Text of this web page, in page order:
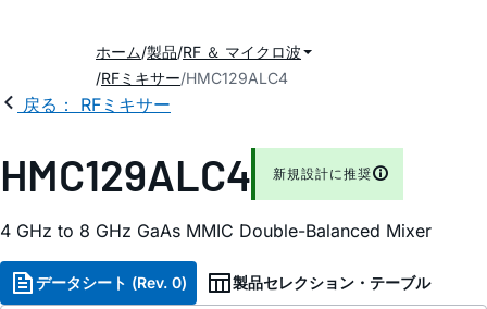
ホーム 製品 RF ＆ マイクロ波
RFミキサー HMC129ALC4
戻る： RFミキサー
HMC129ALC4 新規設計に推奨
4 GHz to 8 GHz GaAs MMIC Double-Balanced Mixer
データシート (Rev. 0) 製品セレクション・テーブル